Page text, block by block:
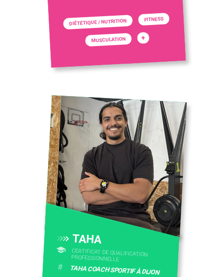
DIÉTÉTIQUE / NUTRITION FITNESS
MUSCULATION +
TAHA
CERTIFICAT DE QUALIFICATION
PROFESSIONNELLE
# TAHA COACH SPORTIF À DIJON